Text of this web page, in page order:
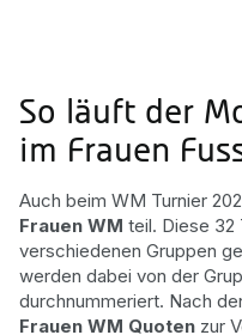
So läuft der
im Frauen
Auch beim WM Turnier
Frauen WM teil. Diese 32
verschiedenen Gruppen
werden dabei von der
durchnummeriert. Nach
Frauen WM Quoten zur